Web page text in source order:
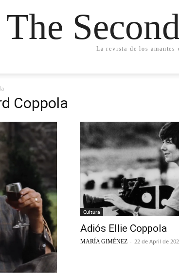
The
La revista de los
Coppola
Cultura
Adiós Ellie Coppola
MARÍA GIMÉNEZ - 22 de April de